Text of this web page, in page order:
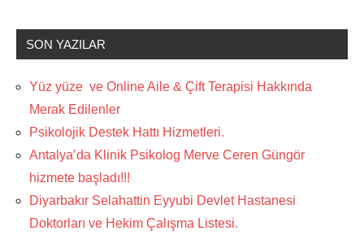
SON YAZILAR
Yüz yüze ve Online Aile & Çift Terapisi Hakkında
Merak Edilenler
Psikolojik Destek Hattı Hizmetleri.
Antalya’da Klinik Psikolog Merve Ceren Güngör
hizmete başladı!!!
Diyarbakır Selahattin Eyyubi Devlet Hastanesi
Doktorları ve Hekim Çalışma Listesi.